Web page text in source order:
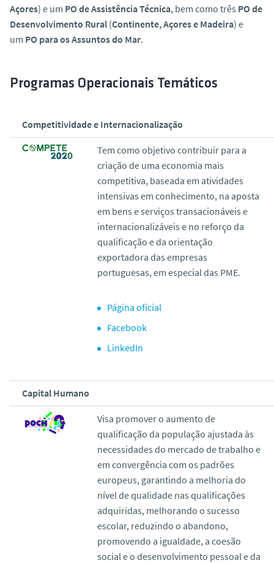
Açores) e um PO de Assistência Técnica, bem como três PO de
Desenvolvimento Rural (Continente, Açores e Madeira) e
um PO para os Assuntos do Mar.
Programas Operacionais Temáticos
Competitividade e Internacionalização
Tem como objetivo contribuir para a
criação de uma economia mais
competitiva, baseada em atividades
intensivas em conhecimento, na aposta
em bens e serviços transacionáveis e
internacionalizáveis e no reforço da
qualificação e da orientação
exportadora das empresas
portuguesas, em especial das PME.
Página oficial
Facebook
LinkedIn
Capital Humano
Visa promover o aumento de
qualificação da população ajustada às
necessidades do mercado de trabalho e
em convergência com os padrões
europeus, garantindo a melhoria do
nível de qualidade nas qualificações
adquiridas, melhorando o sucesso
escolar, reduzindo o abandono,
promovendo a igualdade, a coesão
social e o desenvolvimento pessoal e da